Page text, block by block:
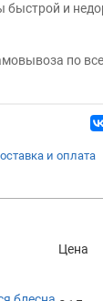
быстрой и
по
и оплата
Цена